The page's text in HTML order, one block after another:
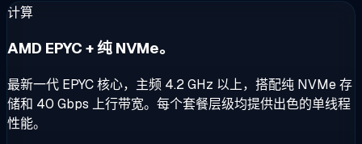
计算
AMD EPYC + 纯 NVMe。
最新一代 EPYC 核心，主频 4.2 GHz 以上，搭配纯 NVMe 存
储和 40 Gbps 上行带宽。每个套餐层级均提供出色的单线程
性能。